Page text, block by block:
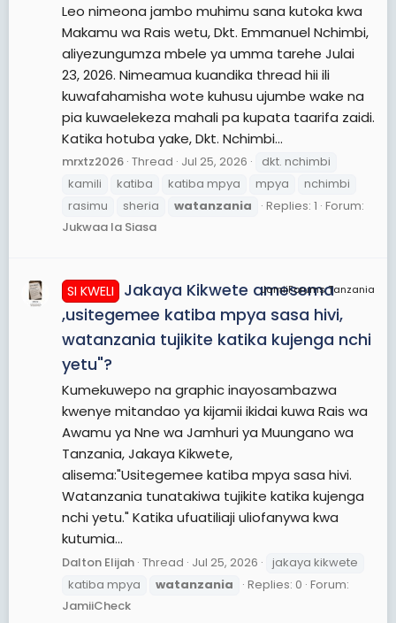
Leo nimeona jambo muhimu sana kutoka kwa
Makamu wa Rais wetu, Dkt. Emmanuel Nchimbi,
aliyezungumza mbele ya umma tarehe Julai
23, 2026. Nimeamua kuandika thread hii ili
kuwafahamisha wote kuhusu ujumbe wake na
pia kuwaelekeza mahali pa kupata taarifa zaidi.
Katika hotuba yake, Dkt. Nchimbi...
mrxtz2026 Thread Jul 25, 2026
dkt. nchimbi
kamili
katiba katiba mpya mpya
nchimbi
rasimu
sheria watanzania Replies: 1 Forum:
Jukwaa la Siasa
JamiiForums Tanzania
SI KWELI
Jakaya Kikwete amesema
,usitegemee katiba mpya sasa hivi,
watanzania tujikite katika kujenga nchi
yetu"?
Kumekuwepo na graphic inayosambazwa
kwenye mitandao ya kijamii ikidai kuwa Rais wa
Awamu ya Nne wa Jamhuri ya Muungano wa
Tanzania, Jakaya Kikwete,
alisema:"Usitegemee katiba mpya sasa hivi.
Watanzania tunatakiwa tujikite katika kujenga
nchi yetu." Katika ufuatiliaji uliofanywa kwa
kutumia...
Dalton Elijah Thread Jul 25, 2026
jakaya kikwete
katiba mpya
watanzania Replies: 0 Forum:
JamiiCheck